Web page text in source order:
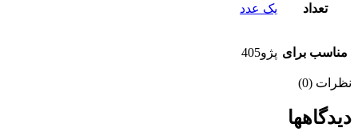
تعداد یک عدد
مناسب برای پژو405
نظرات (0)
دیدگاهها